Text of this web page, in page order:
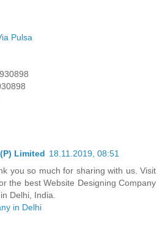
Pulsa
Limited 18.11.2019, 08:51
you so much for sharing with us. Visit
the best Website Designing Company
Delhi, India.
in Delhi